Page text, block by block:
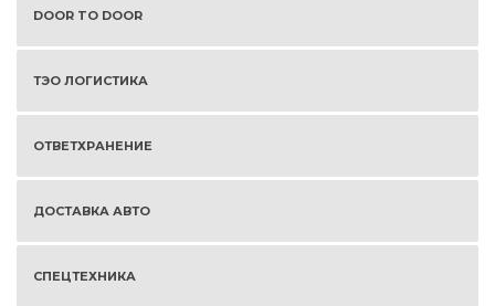
DOOR TO DOOR
ТЭО ЛОГИСТИКА
ОТВЕТХРАНЕНИЕ
ДОСТАВКА АВТО
СПЕЦТЕХНИКА